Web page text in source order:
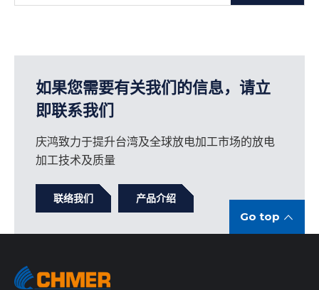
如果您需要有关我们的信息，请立
即联系我们
庆鸿致力于提升台湾及全球放电加工市场的放电
加工技术及质量
联络我们 产品介绍
Go top